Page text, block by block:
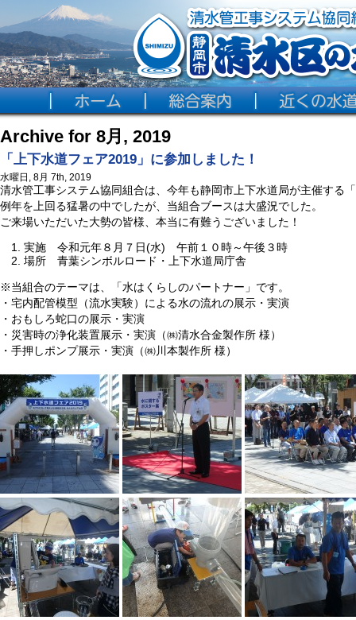
Archive for 8月, 2019
「上下水道フェア2019」に参加しました！
水曜日, 8月 7th, 2019
清水管工事システム協同組合は、今年も静岡市上下水道局が主催する
例年を上回る猛暑の中でしたが、当組合ブースは大盛況でした。
ご来場いただいた大勢の皆様、本当に有難うございました！
実施 令和元年８月７日(水) 午前１０時～午後３時
場所 青葉シンボルロード・上下水道局庁舎
※当組合のテーマは、「水はくらしのパートナー」です。
・宅内配管模型（流水実験）による水の流れの展示・実演
・おもしろ蛇口の展示・実演
・災害時の浄化装置展示・実演（㈱清水合金製作所 様）
・手押しポンプ展示・実演（㈱川本製作所 様）